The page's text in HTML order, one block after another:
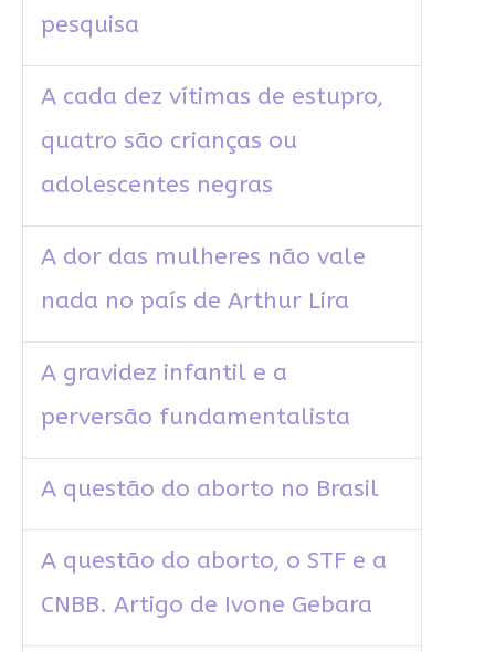
pesquisa
A cada dez vítimas de estupro,
quatro são crianças ou
adolescentes negras
A dor das mulheres não vale
nada no país de Arthur Lira
A gravidez infantil e a
perversão fundamentalista
A questão do aborto no Brasil
A questão do aborto, o STF e a
CNBB. Artigo de Ivone Gebara